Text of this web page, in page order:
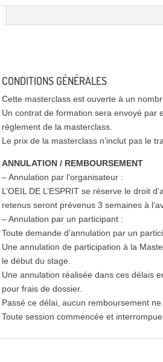
CONDITIONS GÉNÉRALES
Cette masterclass est ouverte à un
Un contrat de formation sera envoyé par
règlement de la masterclass.
Le prix de la masterclass n’inclut pas le
ANNULATION / REMBOURSEMENT
– Annulation par l’organisateur :
L’OEIL DE L’ESPRIT se réserve le droit
retenus seront prévenus 3 semaines à
– Annulation par un participant :
Toute demande d’annulation par un
Une annulation de participation à la
le début du stage.
Une annulation réalisée dans ces délais
pour frais de dossier.
Passé ce délai, aucun remboursement ne
Toute session commencée et